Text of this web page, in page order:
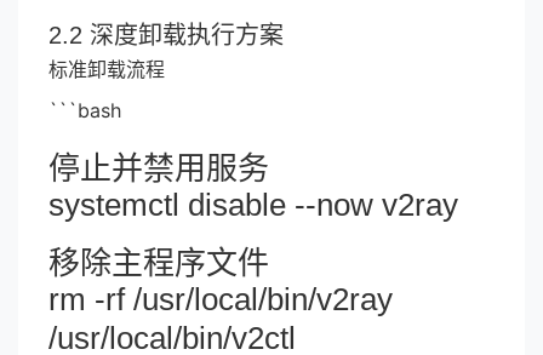
2.2 深度卸载执行方案
标准卸载流程
```bash
停止并禁用服务
systemctl disable --now v2ray
移除主程序文件
rm -rf /usr/local/bin/v2ray
/usr/local/bin/v2ctl